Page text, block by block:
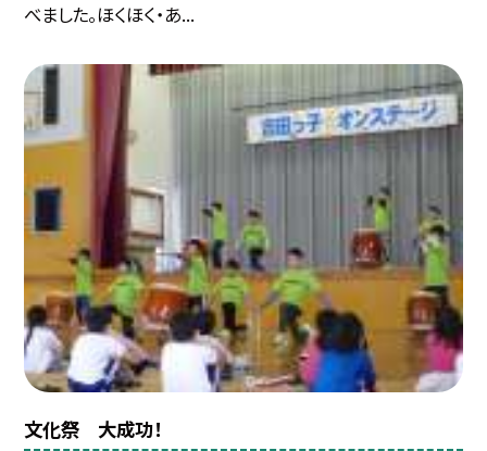
べました。ほくほく・あ...
文化祭 大成功！